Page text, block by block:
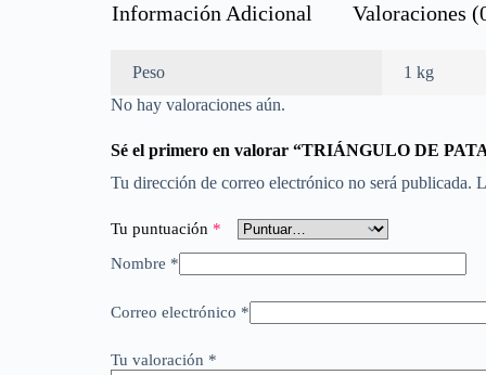
Información Adicional Valoraciones
Peso
1 kg
No hay valoraciones aún.
Sé el primero en valorar “TRIÁNGULO DE
Tu dirección de correo electrónico no será publicada.
Tu puntuación *
Nombre *
Correo electrónico *
Tu valoración *